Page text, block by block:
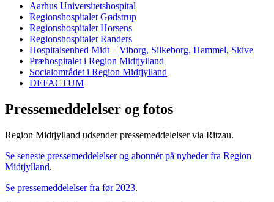
Aarhus Universitetshospital
Regionshospitalet Gødstrup
Regionshospitalet Horsens
Regionshospitalet Randers
Hospitalsenhed Midt – Viborg, Silkeborg, Hammel, Skive
Præhospitalet i Region Midtjylland
Socialområdet i Region Midtjylland
DEFACTUM
Pressemeddelelser og fotos
Region Midtjylland udsender pressemeddelelser via Ritzau.
Se seneste pressemeddelelser og abonnér på nyheder fra Region
Midtjylland.
Se pressemeddelelser fra før 2023.